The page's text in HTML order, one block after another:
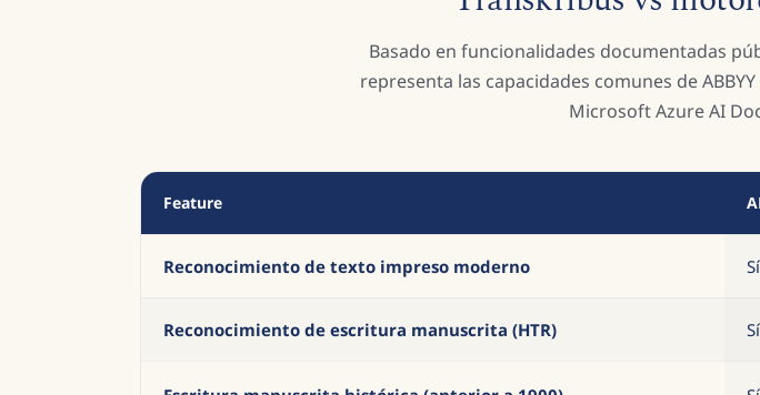
Basado en funcionalidades documentadas
representa las capacidades comunes de
Microsoft Azure AI
Feature
Reconocimiento de texto impreso moderno Sí
Reconocimiento de escritura manuscrita (HTR) Sí